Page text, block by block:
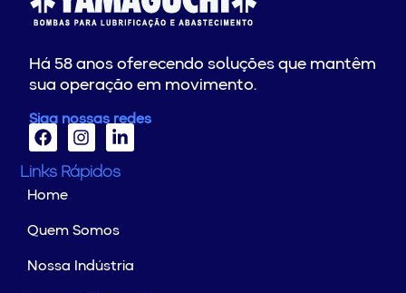
Há 58 anos oferecendo soluções que mantêm
sua operação em movimento.
Siga nossas redes
Links Rápidos
Home
Quem Somos
Nossa Indústria